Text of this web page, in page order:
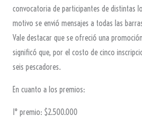
convocatoria de participantes de distintas
motivo se envió mensajes a todas las
Vale destacar que se ofreció una
significó que, por el costo de cinco
seis pescadores.
En cuanto a los premios:
1° premio: $2.500.000